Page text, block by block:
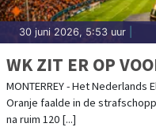
30 juni 2026, 5:53 uur
WK ZIT ER OP
MONTERREY - Het
Oranje faalde in de
na ruim 120 [...]